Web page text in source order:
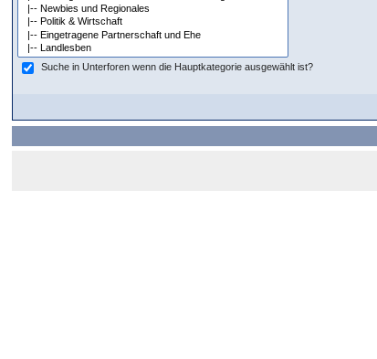
Suche in Unterforen wenn die Hauptkategorie ausgewählt ist?